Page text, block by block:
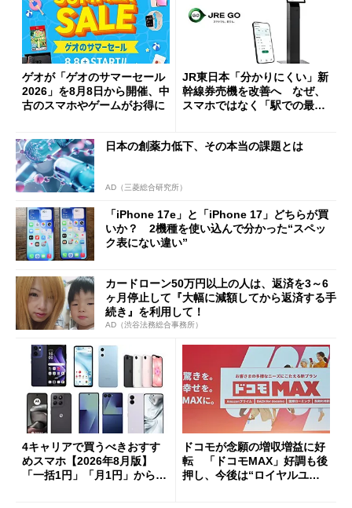
ゲオが「ゲオのサマーセール
2026」を8月8日から開催、中
古のスマホやゲームがお得に
JR東日本「分かりにくい」新
幹線券売機を改善へ なぜ、
スマホではなく「駅での最短
日本の創薬力低下、その本当の課題とは
AD（三菱総合研究所）
「iPhone 17e」と「iPhone 17」どちらが買
いか？ 2機種を使い込んで分かった“スペッ
ク表にない違い”
カードローン50万円以上の人は、返済を3～6
ヶ月停止して『大幅に減額してから返済する手
続き』を利用して！
AD（渋谷法務総合事務所）
4キャリアで買うべきおすす
めスマホ【2026年8月版】
「一括1円」「月1円」からお
ドコモが念願の増収増益に好
転 「ドコモMAX」好調も後
押し、今後は“ロイヤルユー